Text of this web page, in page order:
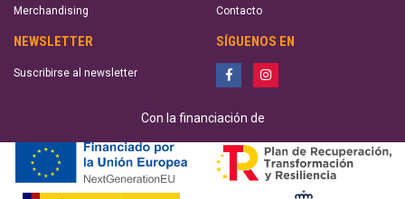
Merchandising
Contacto
NEWSLETTER
Suscribirse al newsletter
SÍGUENOS EN
Con la financiación de